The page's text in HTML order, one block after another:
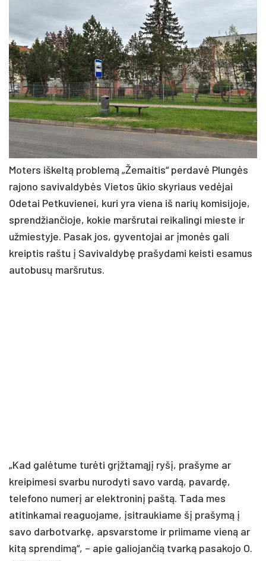
Moters iškeltą problemą „Žemaitis“ perdavė Plungės
rajono savivaldybės Vietos ūkio skyriaus vedėjai
Odetai Petkuvienei, kuri yra viena iš narių komisijoje,
sprendžiančioje, kokie maršrutai reikalingi mieste ir
užmiestyje. Pasak jos, gyventojai ar įmonės gali
kreiptis raštu į Savivaldybę prašydami keisti esamus
autobusų maršrutus.
„Kad galėtume turėti grįžtamąjį ryšį, prašyme ar
kreipimesi svarbu nurodyti savo vardą, pavardę,
telefono numerį ar elektroninį paštą. Tada mes
atitinkamai reaguojame, įsitraukiame šį prašymą į
savo darbotvarkę, apsvarstome ir priimame vieną ar
kitą sprendimą“, – apie galiojančią tvarką pasakojo O.